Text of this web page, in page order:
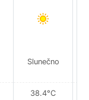
Slunečno
38.4°C